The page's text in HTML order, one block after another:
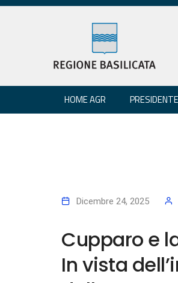
HOME AGR
Dicembre 24, 2025
Cupparo e
In vista